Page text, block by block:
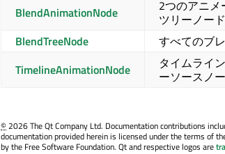
BlendAnimationNode
2つのアニ
ツリーノード
BlendTreeNode
すべてのブ
TimelineAnimationNode
タイムライ
ーソースノ
©2026 The Qt Company Ltd. Documentation contributions
documentation provided herein is licensed under the terms of
by the Free Software Foundation. Qt and respective logos are